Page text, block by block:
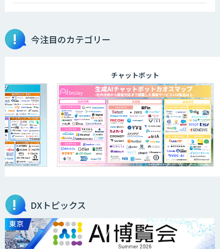
TDSEEye
APTOのAI受託開発
高性能・省電力を両立した小型AIゲート
ウェイ「ARTiGO A5000」
高性能 AI エンジン搭載エッジシステム
「VAB-5000」
今注目のカテゴリー
チャットボット
DXトピックス